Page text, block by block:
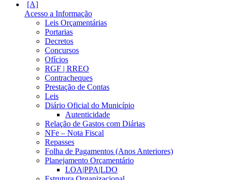
Acesso a Informação
Leis Orçamentárias
Portarias
Decretos
Concursos
Ofícios
RGF | RREO
Contracheques
Prestação de Contas
Leis
Diário Oficial do Município
Autenticidade
Relação de Gastos com Diárias
NFe – Nota Fiscal
Repasses
Folha de Pagamentos (Anos Anteriores)
Planejamento Orçamentário
LOA|PPA|LDO